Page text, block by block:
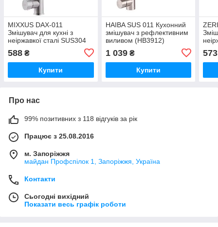
MIXXUS DAX-011
Змішувач для кухні з
неіржавкої сталі SUS304
588 ₴
Купити
HAIBA SUS 011 Кухонний
змішувач з рефлективним
виливом (HB3912)
1 039₴
Купити
573
Про нас
99% позитивних з 118 відгуків за рік
Працює з 25.08.2016
м. Запоріжжя
майдан Профспілок 1, Запоріжжя, Україна
Контакти
Сьогодні вихідний
Показати весь графік роботи